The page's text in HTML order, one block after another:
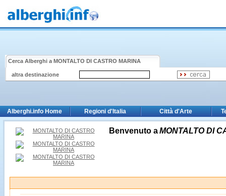
Cerca Alberghi a MONTALTO DI CASTRO MARINA
altra destinazione
Alberghi.info Home Regioni d'Italia Città d'Arte
Benvenuto a MONTALTO DI